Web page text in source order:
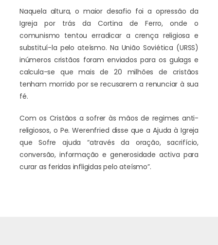
Naquela altura, o maior desafio foi a opressão da
Igreja por trás da Cortina de Ferro, onde o
comunismo tentou erradicar a crença religiosa e
substituí-la pelo ateísmo. Na União Soviética (URSS)
inúmeros cristãos foram enviados para os gulags e
calcula-se que mais de 20 milhões de cristãos
tenham morrido por se recusarem a renunciar à sua
fé.
Com os Cristãos a sofrer às mãos de regimes anti-
religiosos, o Pe. Werenfried disse que a Ajuda à Igreja
que Sofre ajuda “através da oração, sacrifício,
conversão, informação e generosidade activa para
curar as feridas infligidas pelo ateísmo”.